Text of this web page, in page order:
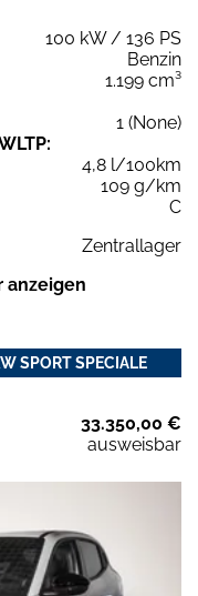
100 kW / 136 PS
Benzin
1.199 cm³
1 (None)
4,8 l/100km
109 g/km
C
Zentrallager
anzeigen
SPORT SPECIALE
33.350,00 €
ausweisbar